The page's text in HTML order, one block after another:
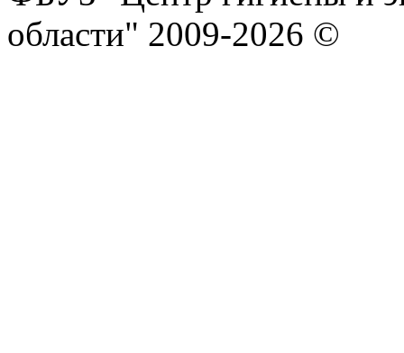
области" 2009-2026 ©